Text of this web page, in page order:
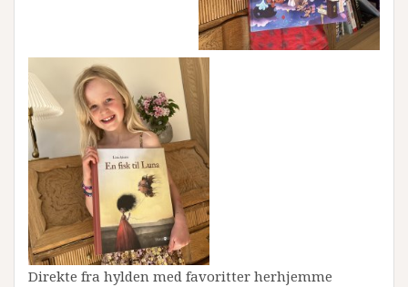
Direkte fra hylden med favoritter herhjemme